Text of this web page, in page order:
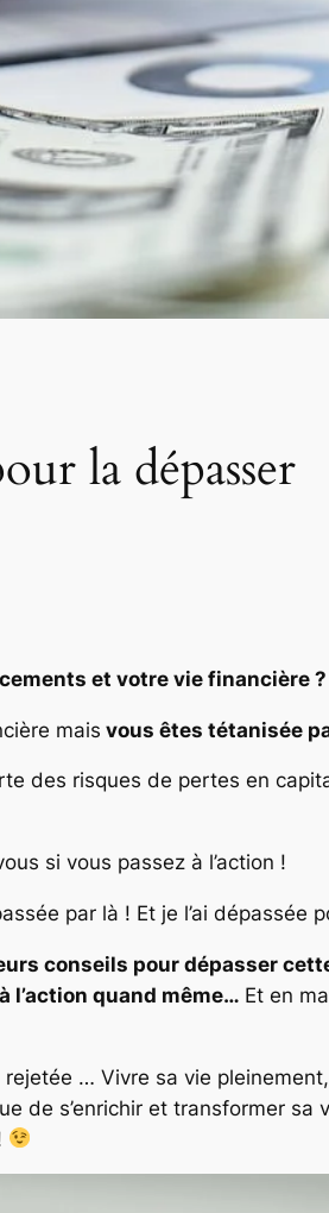
la dépasser
et votre vie financière ?
mais vous êtes tétanisée
des risques de pertes en
si vous passez à l’action !
par là ! Et je l’ai dépassée
conseils pour dépasser
l’action quand même… Et en
… Vivre sa vie
de s’enrichir et transformer